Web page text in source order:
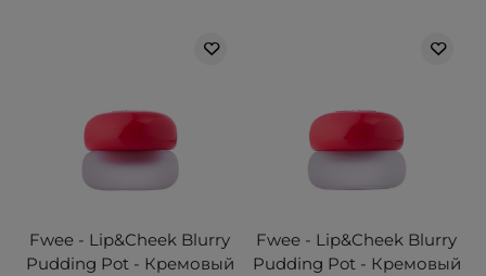
Fwee - Lip&Cheek Blurry
Pudding Pot - Кремовый
Fwee - Lip&Cheek Blurry
Pudding Pot - Кремовый